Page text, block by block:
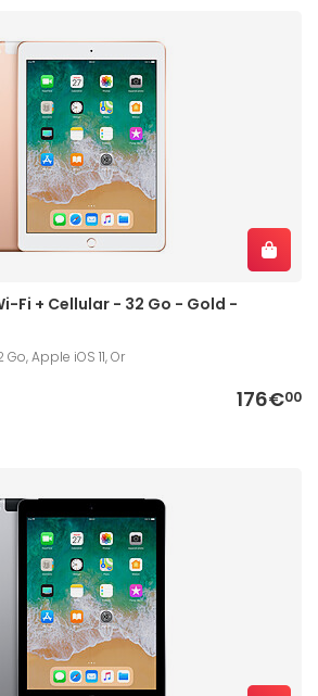
Fi + Cellular - 32 Go - Gold -
Apple iOS 11, Or
176€00